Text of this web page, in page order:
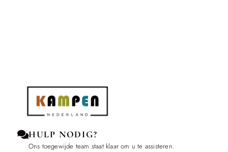
HULP NODIG?
Ons toegewijde team staat klaar om u te assisteren.